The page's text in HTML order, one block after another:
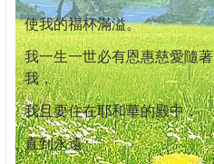
使我的福杯滿溢。
我一生一世必有恩惠慈愛隨著
我，
我且要住在耶和華的殿中，
直到永遠。